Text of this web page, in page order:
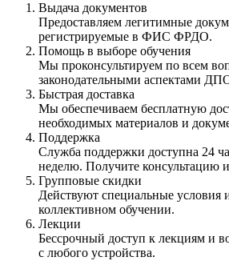
Выдача документов
Предоставляем легитимные
регистрируемые в ФИС ФРДО.
Помощь в выборе обучения
Мы проконсультируем по всем
законодательными аспектами
Быстрая доставка
Мы обеспечиваем бесплатную
необходимых материалов и
Поддержка
Служба поддержки доступна 24
неделю. Получите консультацию
Групповые скидки
Действуют специальные условия
коллективном обучении.
Лекции
Бессрочный доступ к лекциям и
с любого устройства.